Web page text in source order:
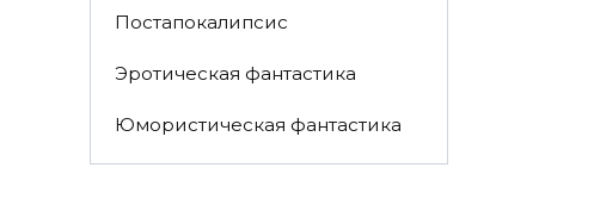
Постапокалипсис
Эротическая фантастика
Юмористическая фантастика